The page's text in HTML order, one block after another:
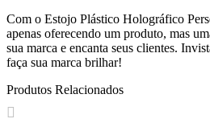
Com o Estojo Plástico Holográfico
apenas oferecendo um produto, mas
sua marca e encanta seus clientes.
faça sua marca brilhar!
Produtos Relacionados